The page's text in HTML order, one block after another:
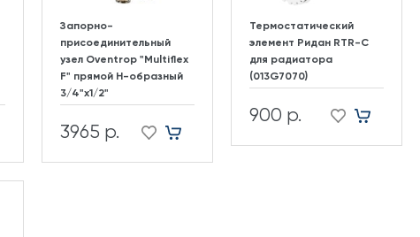
Запорно-
присоединительный
узел Oventrop "Multiflex
F" прямой H-образный
3/4"х1/2"
3965 р.
Термостатический
элемент Ридан RTR-C
для радиатора
(013G7070)
900 р.